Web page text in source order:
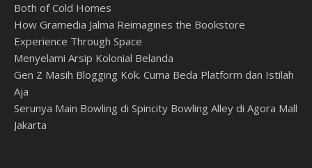
Both of Cold Homes
How Gramedia Jalma Reimagines the Bookstore
Experience Through Space
Menyelami Arsip Kolonial Belanda
Gen Z Masih Blogging Kok. Cuma Beda Platform dan Istilah
Aja
Serunya Main Bowling di Spincity Bowling Alley di Agora Mall
Jakarta